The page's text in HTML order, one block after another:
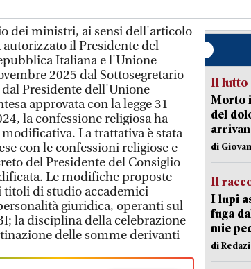
dei ministri, ai sensi dell'articolo
il Presidente del
Italiana e l'Unione
2025 dal Sottosegretario
dal Presidente dell'Unione
approvata con la legge 31
la confessione religiosa ha
La trattativa è stata
con le confessioni religiose e
del Presidente del Consiglio
Le modifiche proposte
di studio accademici
giuridica, operanti sul
la disciplina della celebrazione
delle somme derivanti
Il lutto
Morto
del
di
Il
I lupi
fuga
mie
di